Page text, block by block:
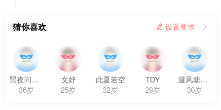
猜你喜欢  设置要求 
黑夜问白天
36岁
文妤
25岁
此夏若空
32岁
TDY
29岁
避风塘炒蟹
30岁